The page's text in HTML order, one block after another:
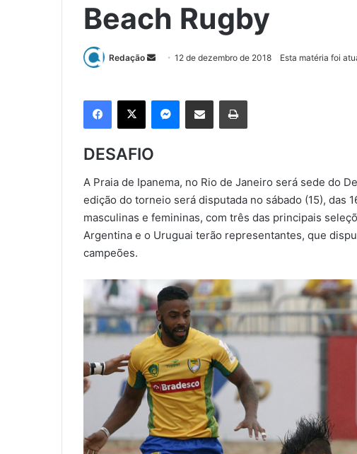
Beach Rugby
Redação 12 de dezembro de 2018
Esta matéria foi
DESAFIO
A Praia de Ipanema, no Rio de Janeiro será sede do
edição do torneio será disputada no sábado (15), das
masculinas e femininas, com três das principais
Argentina e o Uruguai terão representantes, que
campeões.